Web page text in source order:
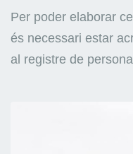
Per poder elaborar
és necessari estar
al registre de